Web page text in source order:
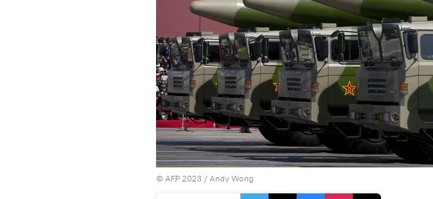
© AFP 2023 / Andy Wong